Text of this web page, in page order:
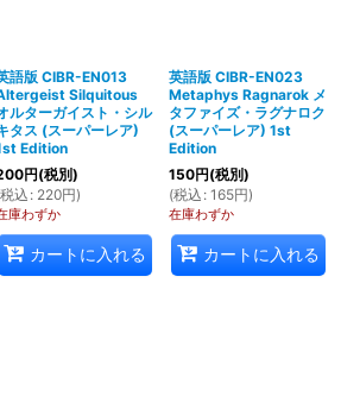
語版 CIBR-EN013
Silquitous
ルターガイスト・シル
タス (スーパーレア)
Edition
円(税別)
税込 : 220円)
庫わずか
カートに入れる
英語版 CIBR-EN023
Metaphys Ragnarok メ
タファイズ・ラグナロク
(スーパーレア) 1st
Edition
150円(税別)
(税込 : 165円)
在庫わずか
カートに入れる